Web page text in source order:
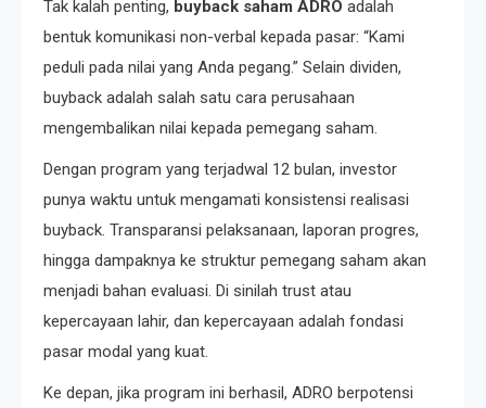
Tak kalah penting, buyback saham ADRO adalah
bentuk komunikasi non-verbal kepada pasar: “Kami
peduli pada nilai yang Anda pegang.” Selain dividen,
buyback adalah salah satu cara perusahaan
mengembalikan nilai kepada pemegang saham.
Dengan program yang terjadwal 12 bulan, investor
punya waktu untuk mengamati konsistensi realisasi
buyback. Transparansi pelaksanaan, laporan progres,
hingga dampaknya ke struktur pemegang saham akan
menjadi bahan evaluasi. Di sinilah trust atau
kepercayaan lahir, dan kepercayaan adalah fondasi
pasar modal yang kuat.
Ke depan, jika program ini berhasil, ADRO berpotensi